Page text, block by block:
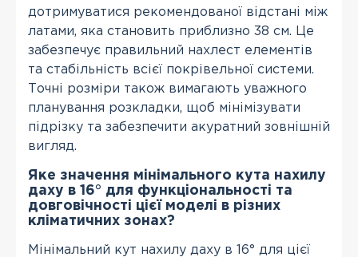
дотримуватися рекомендованої відстані між
латами, яка становить приблизно 38 см. Це
забезпечує правильний нахлест елементів
та стабільність всієї покрівельної системи.
Точні розміри також вимагають уважного
планування розкладки, щоб мінімізувати
підрізку та забезпечити акуратний зовнішній
вигляд.
Яке значення мінімального кута нахилу
даху в 16° для функціональності та
довговічності цієї моделі в різних
кліматичних зонах?
Мінімальний кут нахилу даху в 16° для цієї